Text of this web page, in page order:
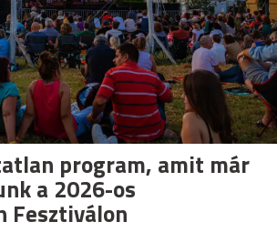
program, amit már
a 2026-os
Fesztiválon